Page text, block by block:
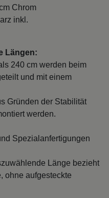
Chrom
inkl.
Längen:
240 cm werden beim
und mit einem
Gründen der Stabilität
werden.
Spezialanfertigungen
Länge bezieht
ohne aufgesteckte